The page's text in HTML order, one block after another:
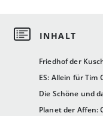
Friedhof der
ES: Allein für
Die Schöne und
Planet der Affen: